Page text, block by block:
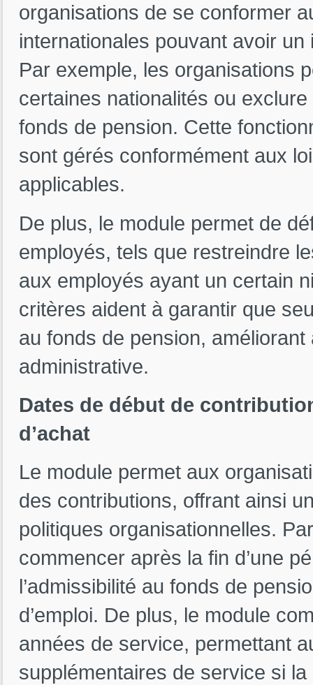
organisations de se conformer
internationales pouvant avoir
Par exemple, les organisations
certaines nationalités ou
fonds de pension. Cette
sont gérés conformément aux
applicables.
De plus, le module permet de
employés, tels que restreindre
aux employés ayant un certain
critères aident à garantir que
au fonds de pension,
administrative.
Dates de début de
d’achat
Le module permet aux
des contributions, offrant ainsi
politiques organisationnelles.
commencer après la fin d’une
l’admissibilité au fonds de
d’emploi. De plus, le module
années de service, permettant
supplémentaires de service si